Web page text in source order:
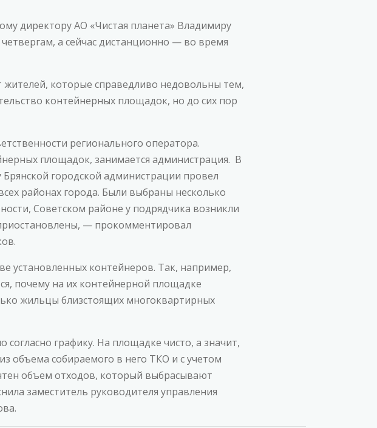
директору АО «Чистая планета» Владимиру
а сейчас дистанционно — во время
которые справедливо недовольны тем,
контейнерных площадок, но до сих пор
регионального оператора.
площадок, занимается администрация. В
городской администрации провел
районах города. Были выбраны несколько
Советском районе у подрядчика возникли
— прокомментировал
установленных контейнеров. Так, например,
почему на их контейнерной площадке
жильцы близстоящих многоквартирных
графику. На площадке чисто, а значит,
объема собираемого в него ТКО и с учетом
объем отходов, который выбрасывают
заместитель руководителя управления